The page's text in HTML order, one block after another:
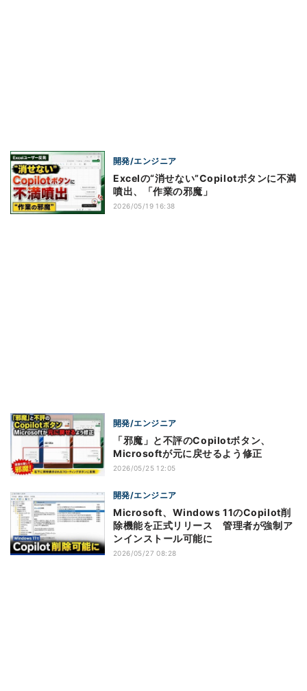
開発/エンジニア
Excelの“消せない”Copilotボタンに不満
噴出、「作業の邪魔」
2026/05/19 16:38
開発/エンジニア
「邪魔」と不評のCopilotボタン、
Microsoftが元に戻せるよう修正
2026/05/25 12:05
開発/エンジニア
Microsoft、Windows 11のCopilot削
除機能を正式リリース 管理者が強制ア
ンインストール可能に
2026/05/27 08:28